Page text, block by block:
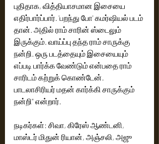
புதிதாக, வித்தியாசமான இசையை
எதிர்பார்ப்பார். 'பறந்து போ' கமர்ஷியல் படம்
தான். அதில் ராம் சாரின் ஸ்டைலும்
இருக்கும். வாய்ப்பு தந்த ராம் சாருக்கு
நன்றி. ஒரு படத்தையும் இசையையும்
எப்படி பார்க்க வேண்டும் என்பதை ராம்
சாரிடம் கற்றுக் கொண்டேன்.
பாடலாசிரியர் மதன் கார்க்கி சாருக்கும்
நன்றி" என்றார்.
நடிகர்கள்: சிவா, கிரேஸ் ஆண்டனி,
மாஸ்டர் மிதுன் ரியான், அஞ்சலி, அஜு